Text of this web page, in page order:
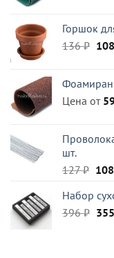
Горшок
136₽ 108
Цена от
шт.
127₽ 108
Набор
396₽ 355